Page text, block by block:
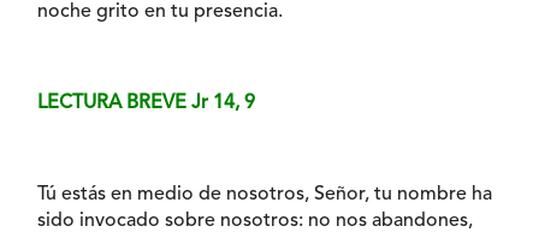
noche grito en tu presencia.
LECTURA BREVE Jr 14, 9
Tú estás en medio de nosotros, Señor, tu nombre ha
sido invocado sobre nosotros: no nos abandones,